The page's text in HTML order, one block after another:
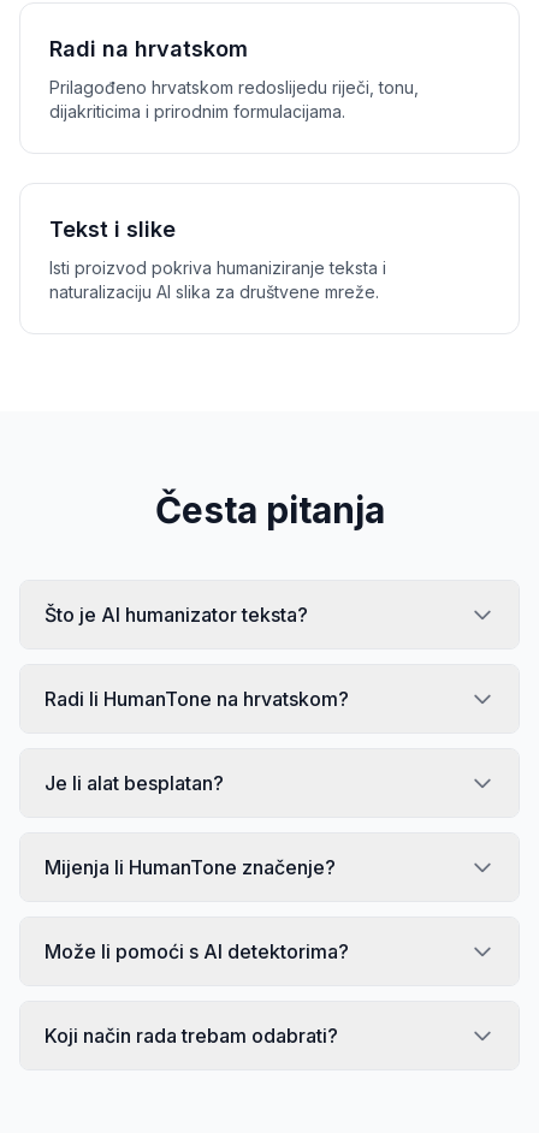
Radi na hrvatskom
Prilagođeno hrvatskom redoslijedu riječi, tonu,
dijakriticima i prirodnim formulacijama.
Tekst i slike
Isti proizvod pokriva humaniziranje teksta i
naturalizaciju AI slika za društvene mreže.
Česta pitanja
Što je AI humanizator teksta?
Radi li HumanTone na hrvatskom?
Je li alat besplatan?
Mijenja li HumanTone značenje?
Može li pomoći s AI detektorima?
Koji način rada trebam odabrati?